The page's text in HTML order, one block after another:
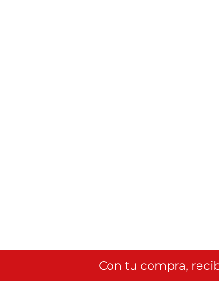
Con tu compra,